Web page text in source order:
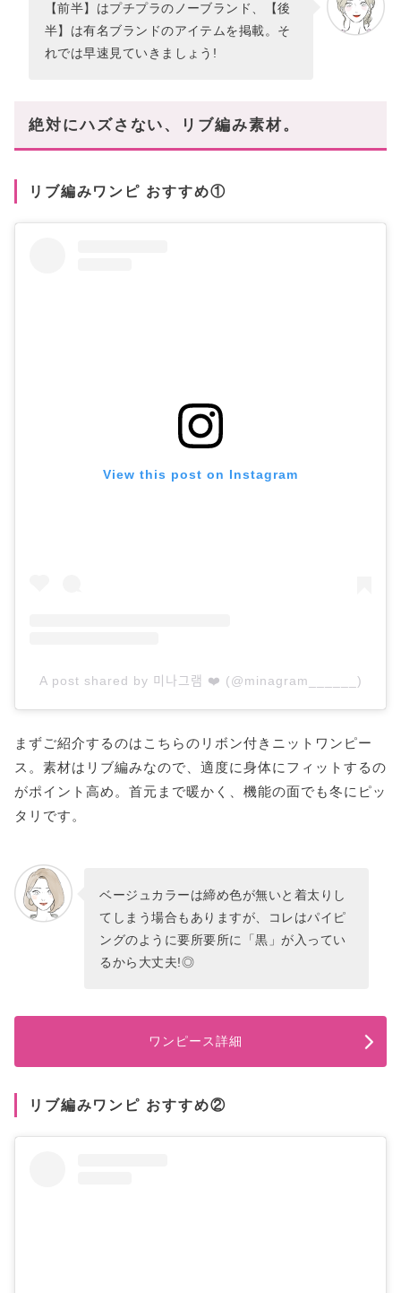
【前半】はプチプラのノーブランド、【後
半】は有名ブランドのアイテムを掲載。そ
れでは早速見ていきましょう!
絶対にハズさない、リブ編み素材。
リブ編みワンピ おすすめ①
View this post on Instagram
A post shared by 미나그램 ❤️ (@minagram______)
まずご紹介するのはこちらのリボン付きニットワンピー
ス。素材はリブ編みなので、適度に身体にフィットするの
がポイント高め。首元まで暖かく、機能の面でも冬にピッ
タリです。
ベージュカラーは締め色が無いと着太りし
てしまう場合もありますが、コレはパイピ
ングのように要所要所に「黒」が入ってい
るから大丈夫!◎
ワンピース詳細
リブ編みワンピ おすすめ②